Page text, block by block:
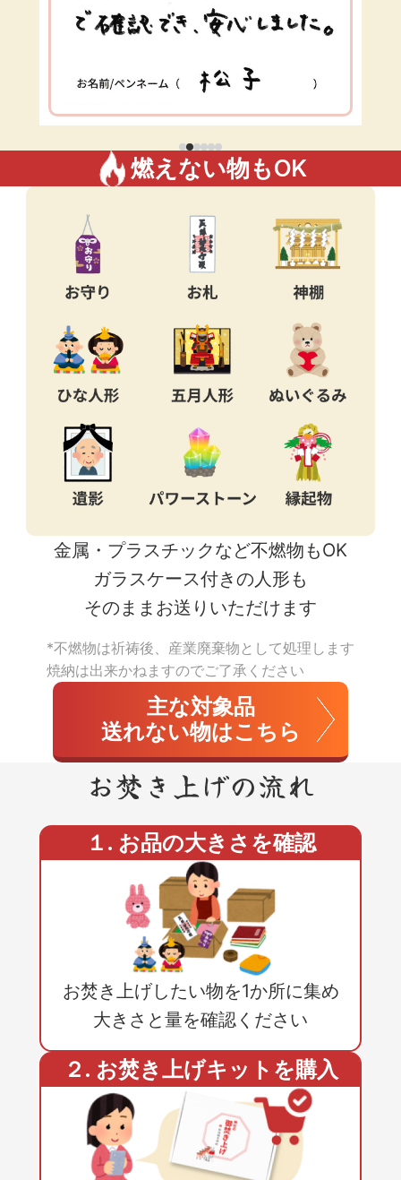
燃えない物もOK
金属・プラスチックなど不燃物もOK
ガラスケース付きの人形も
そのままお送りいただけます
*不燃物は祈祷後、産業廃棄物として処理します
焼納は出来かねますのでご了承ください
主な対象品
送れない物はこちら
お焚き上げの流れ
１. お品の大きさを確認
お焚き上げしたい物を1か所に集め
大きさと量を確認ください
２. お焚き上げキットを購入